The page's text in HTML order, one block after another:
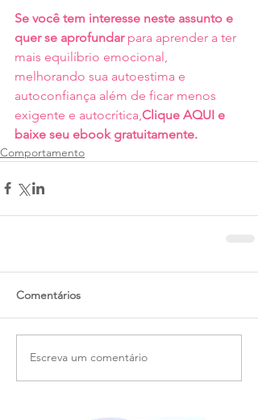
Se você tem interesse neste assunto e
quer se aprofundar para aprender a ter
mais equilíbrio emocional,
melhorando sua autoestima e
autoconfiança além de ficar menos
exigente e autocrítica, Clique AQUI e
baixe seu ebook gratuitamente.
Comportamento
Comentários
Escreva um comentário